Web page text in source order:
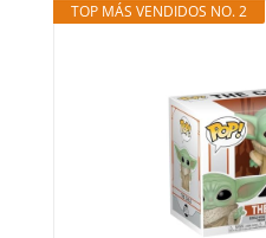
TOP MÁS VENDIDOS NO. 2